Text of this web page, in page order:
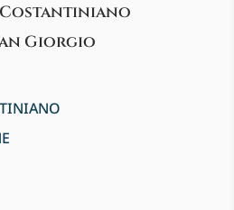
Giorgio